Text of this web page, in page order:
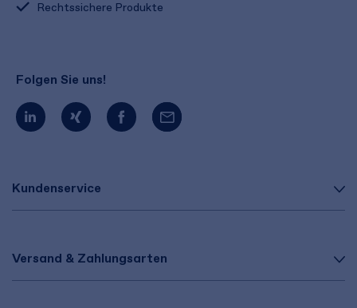
Kundenservice
Versand & Zahlungsarten
Rechtssichere Produkte
Folgen Sie uns!